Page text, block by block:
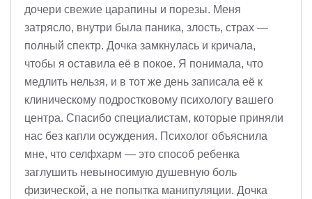
дочери свежие царапины и порезы. Меня
затрясло, внутри была паника, злость, страх —
полный спектр. Дочка замкнулась и кричала,
чтобы я оставила её в покое. Я понимала, что
медлить нельзя, и в тот же день записала её к
клиническому подростковому психологу вашего
центра. Спасибо специалистам, которые приняли
нас без капли осуждения. Психолог объяснила
мне, что селфхарм — это способ ребенка
заглушить невыносимую душевную боль
физической, а не попытка манипуляции. Дочка